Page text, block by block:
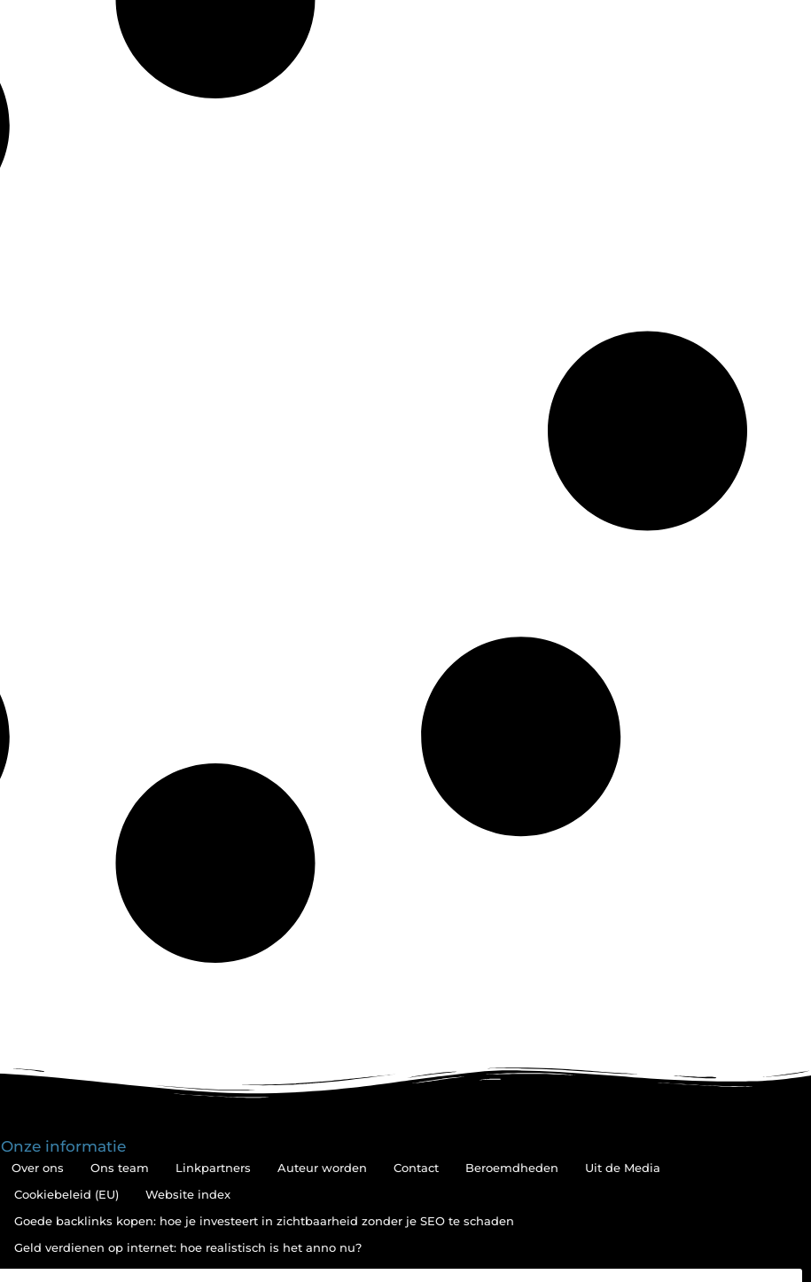
Onze informatie
Over ons Ons team Linkpartners Auteur worden Contact Beroemdheden
Uit de Media
Cookiebeleid (EU)
Website index
Goede backlinks kopen: hoe je investeert in zichtbaarheid zonder je SEO te schaden
Geld verdienen op internet: hoe realistisch is het anno nu?